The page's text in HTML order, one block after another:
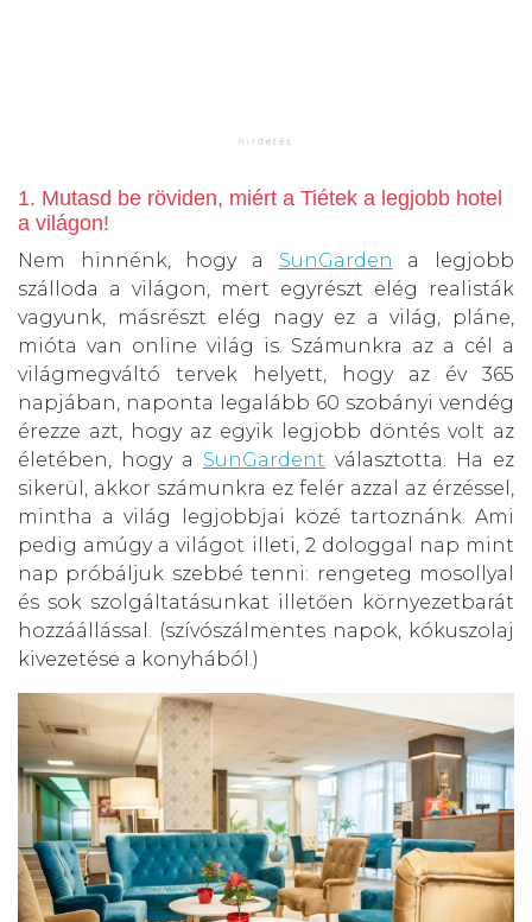
1. Mutasd be röviden, miért a Tiétek a legjobb hotel
a világon!
Nem hinnénk, hogy a SunGarden a legjobb
szálloda a világon, mert egyrészt elég realisták
vagyunk, másrészt elég nagy ez a világ, pláne,
mióta van online világ is. Számunkra az a cél a
világmegváltó tervek helyett, hogy az év 365
napjában, naponta legalább 60 szobányi vendég
érezze azt, hogy az egyik legjobb döntés volt az
életében, hogy a SunGardent választotta. Ha ez
sikerül, akkor számunkra ez felér azzal az érzéssel,
mintha a világ legjobbjai közé tartoznánk. Ami
pedig amúgy a világot illeti, 2 dologgal nap mint
nap próbáljuk szebbé tenni: rengeteg mosollyal
és sok szolgáltatásunkat illetően környezetbarát
hozzáállással. (szívószálmentes napok, kókuszolaj
kivezetése a konyhából.)